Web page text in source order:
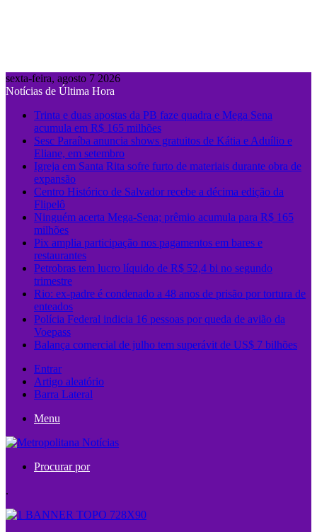
sexta-feira, agosto 7 2026
Notícias de Última Hora
Trinta e duas apostas da PB faze quadra e Mega Sena
acumula em R$ 165 milhões
Sesc Paraíba anuncia shows gratuitos de Kátia e Aduílio e
Eliane, em setembro
Igreja em Santa Rita sofre furto de materiais durante obra de
expansão
Centro Histórico de Salvador recebe a décima edição da
Flipelô
Ninguém acerta Mega-Sena; prêmio acumula para R$ 165
milhões
Pix amplia participação nos pagamentos em bares e
restaurantes
Petrobras tem lucro líquido de R$ 52,4 bi no segundo
trimestre
Rio: ex-padre é condenado a 48 anos de prisão por tortura de
enteados
Polícia Federal indicia 16 pessoas por queda de avião da
Voepass
Balança comercial de julho tem superávit de US$ 7 bilhões
Entrar
Artigo aleatório
Barra Lateral
Menu
Procurar por
.